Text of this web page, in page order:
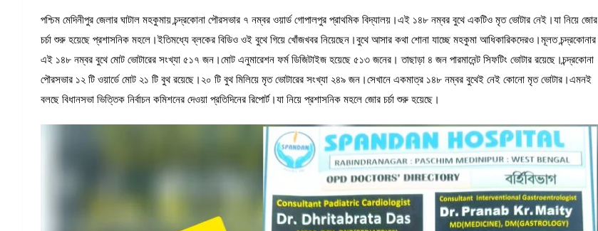
পশ্চিম মেদিনীপুর জেলার ঘাটাল মহকুমায় চন্দ্রকোনা পৌরসভার ৭ নম্বর ওয়ার্ড গোপালপুর প্রাথমিক বিদ্যালয়।এই ১৪৮ নম্বর বুথে একটিও মৃত ভোটার নেই।যা নিয়ে জোর
চর্চা শুরু হয়েছে প্রশাসনিক মহলে।ইতিমধ্যে ব্লকের বিডিও ওই বুথে গিয়ে খোঁজখবর নিয়েছেন।বুথে আসার কথা শোনা যাচ্ছে মহকুমা আধিকারিকদেরও।মূলত চন্দ্রকোনার
এই ১৪৮ নম্বর বুথে মোট ভোটারের সংখ্যা ৫১৭ জন।মোট এনুমারেশন ফর্ম ডিজিটাইজ হয়েছে ৫১৩ জনের। তাছাড়া ৪ জন পারমানেন্ট সিফটিং ভোটার রয়েছে।চন্দ্রকোনা
পৌরসভার ১২ টি ওয়ার্ডে মোট ২১ টি বুথ রয়েছে।২০ টি বুথ মিলিয়ে মৃত ভোটারের সংখ্যা ২৪৯ জন।সেখানে একমাত্র ১৪৮ নম্বর বুথেই নেই কোনো মৃত ভোটার।এমনই
বলছে বিধানসভা ভিত্তিক নির্বাচন কমিশনের দেওয়া প্রতিদিনের রিপোর্ট।যা নিয়ে প্রশাসনিক মহলে জোর চর্চা শুরু হয়েছে।